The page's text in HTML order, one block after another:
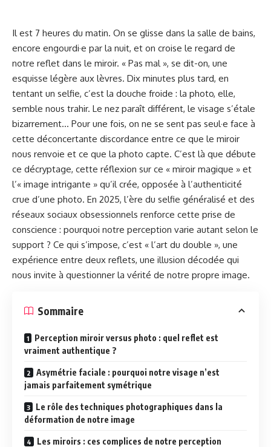
Il est 7 heures du matin. On se glisse dans la salle de bains,
encore engourdi·e par la nuit, et on croise le regard de
notre reflet dans le miroir. « Pas mal », se dit-on, une
esquisse légère aux lèvres. Dix minutes plus tard, en
tentant un selfie, c’est la douche froide : la photo, elle,
semble nous trahir. Le nez paraît différent, le visage s’étale
bizarrement… Pour une fois, on ne se sent pas seul·e face à
cette déconcertante discordance entre ce que le miroir
nous renvoie et ce que la photo capte. C’est là que débute
ce décryptage, cette réflexion sur ce « miroir magique » et
l’« image intrigante » qu’il crée, opposée à l’authenticité
crue d’une photo. En 2025, l’ère du selfie généralisé et des
réseaux sociaux obsessionnels renforce cette prise de
conscience : pourquoi notre perception varie autant selon le
support ? Ce qui s’impose, c’est « l’art du double », une
expérience entre deux reflets, une illusion décodée qui
nous invite à questionner la vérité de notre propre image.
Sommaire
Perception miroir versus photo : quel reflet est
vraiment authentique ?
Asymétrie faciale : pourquoi notre visage n’est
jamais parfaitement symétrique
Le rôle des techniques photographiques dans la
déformation de notre image
Les miroirs : ces complices de notre perception